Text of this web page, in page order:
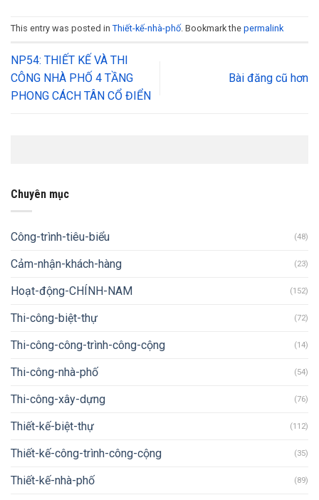
This entry was posted in Thiết-kế-nhà-phố. Bookmark the permalink
NP54: THIẾT KẾ VÀ THI
CÔNG NHÀ PHỐ 4 TẦNG
PHONG CÁCH TÂN CỔ ĐIỂN
Bài đăng cũ hơn
Chuyên mục
Công-trình-tiêu-biểu (48)
Cảm-nhận-khách-hàng (23)
Hoạt-động-CHÍNH-NAM (152)
Thi-công-biệt-thự (72)
Thi-công-công-trình-công-cộng (14)
Thi-công-nhà-phố (54)
Thi-công-xây-dựng (76)
Thiết-kế-biệt-thự (112)
Thiết-kế-công-trình-công-cộng (35)
Thiết-kế-nhà-phố (89)